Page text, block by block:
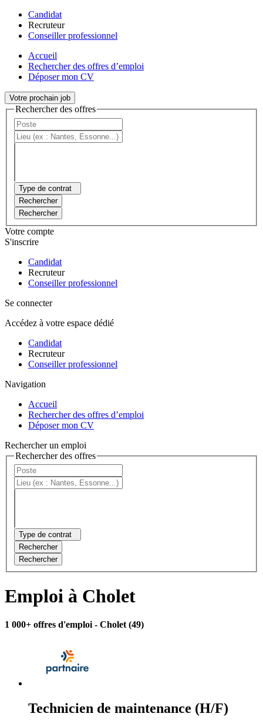
Candidat
Recruteur
Conseiller professionnel
Accueil
Rechercher des offres d’emploi
Déposer mon CV
Votre prochain job
Rechercher des offres
Type de contrat
Rechercher
Rechercher
Votre compte
S'inscrire
Candidat
Recruteur
Conseiller professionnel
Se connecter
Accédez à votre espace dédié
Candidat
Recruteur
Conseiller professionnel
Navigation
Accueil
Rechercher des offres d’emploi
Déposer mon CV
Rechercher un emploi
Rechercher des offres
Type de contrat
Rechercher
Rechercher
Emploi à Cholet
1 000+ offres d'emploi - Cholet (49)
Technicien de maintenance (H/F)